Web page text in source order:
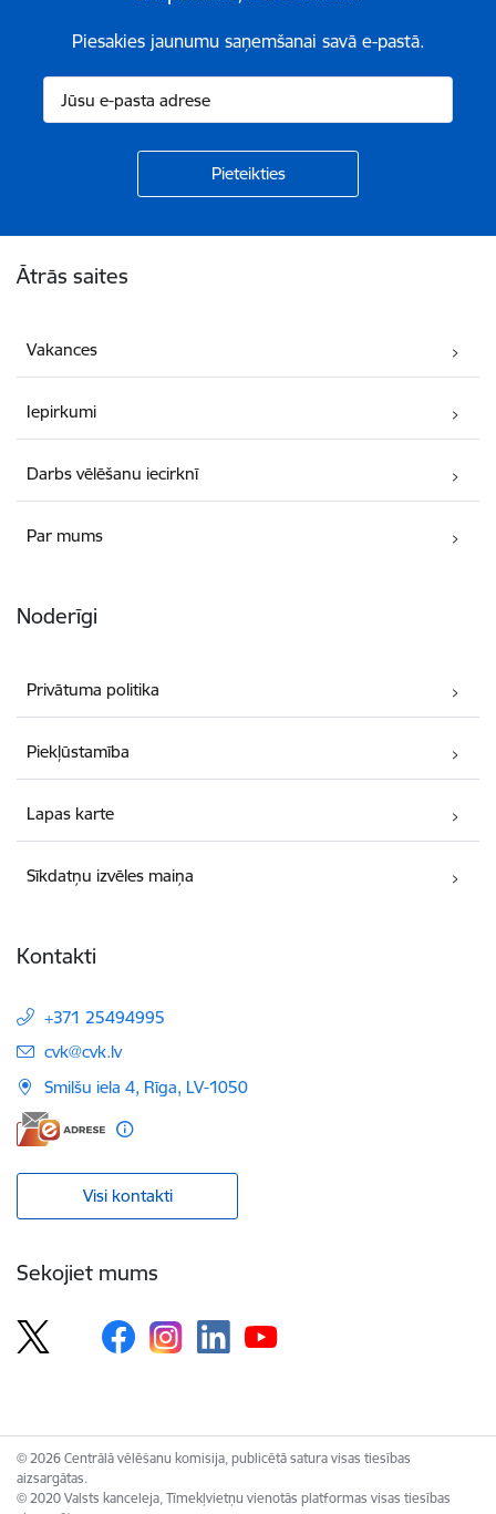
Piesakies jaunumu saņemšanai savā e-pastā.
Ātrās saites
Vakances
Iepirkumi
Darbs vēlēšanu iecirknī
Par mums
Noderīgi
Privātuma politika
Piekļūstamība
Lapas karte
Sīkdatņu izvēles maiņa
Kontakti
+371 25494995
E-pasts:
cvk@cvk.lv
Smilšu iela 4, Rīga, LV-1050
Visi kontakti
Sekojiet mums
© 2026 Centrālā vēlēšanu komisija, publicētā satura visas tiesības
aizsargātas.
© 2020 Valsts kanceleja, Tīmekļvietņu vienotās platformas visas tiesības